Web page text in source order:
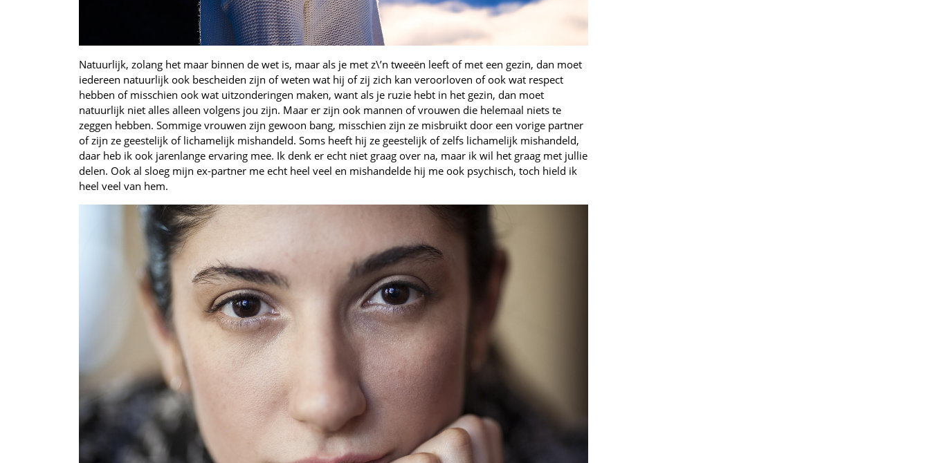
Natuurlijk, zolang het maar binnen de wet is, maar als je met z\’n tweeën leeft of met een gezin, dan moet
iedereen natuurlijk ook bescheiden zijn of weten wat hij of zij zich kan veroorloven of ook wat respect
hebben of misschien ook wat uitzonderingen maken, want als je ruzie hebt in het gezin, dan moet
natuurlijk niet alles alleen volgens jou zijn. Maar er zijn ook mannen of vrouwen die helemaal niets te
zeggen hebben. Sommige vrouwen zijn gewoon bang, misschien zijn ze misbruikt door een vorige partner
of zijn ze geestelijk of lichamelijk mishandeld. Soms heeft hij ze geestelijk of zelfs lichamelijk mishandeld,
daar heb ik ook jarenlange ervaring mee. Ik denk er echt niet graag over na, maar ik wil het graag met jullie
delen. Ook al sloeg mijn ex-partner me echt heel veel en mishandelde hij me ook psychisch, toch hield ik
heel veel van hem.